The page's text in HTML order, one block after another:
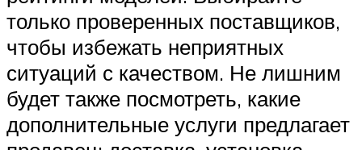
только проверенных поставщиков,
чтобы избежать неприятных
ситуаций с качеством. Не лишним
будет также посмотреть, какие
дополнительные услуги предлагает